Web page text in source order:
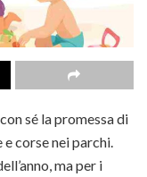
sé la promessa di
corse nei parchi.
ma per i